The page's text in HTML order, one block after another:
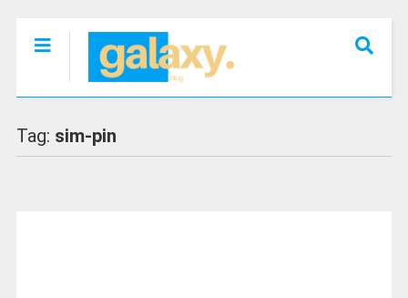
Tag: sim-pin